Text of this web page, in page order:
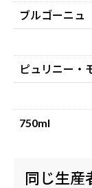
ブルゴーニュ
ピュリニー
750ml
同じ生産